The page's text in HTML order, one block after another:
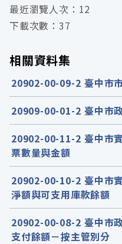
最近瀏覽人次：12
下載次數：37
相關資料集
20902-00-09-2 臺中市
20909-00-01-2 臺中市
20902-00-11-2 臺中市
票數量與金額
20902-00-10-2 臺中市
淨額與可支用庫款餘額
20902-00-08-2 臺中市
支付餘額－按主管別分